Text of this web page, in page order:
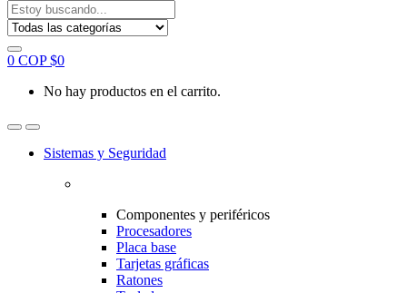
0 COP $0
No hay productos en el carrito.
Sistemas y Seguridad
Componentes y periféricos
Procesadores
Placa base
Tarjetas gráficas
Ratones